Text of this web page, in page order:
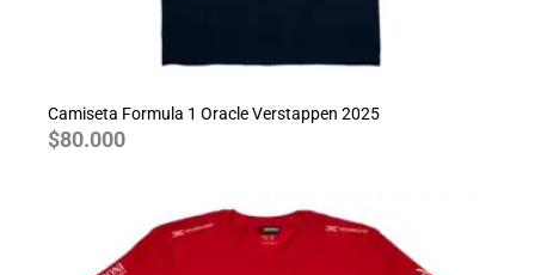
Camiseta Formula 1 Oracle Verstappen 2025
$80.000